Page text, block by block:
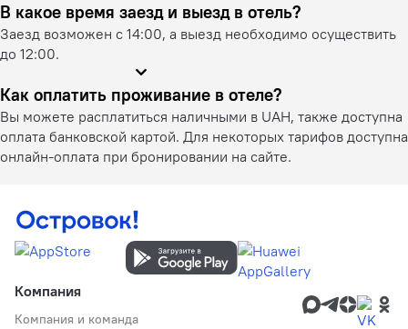
В какое время заезд и выезд в отель?
Заезд возможен с 14:00, а выезд необходимо осуществить
до 12:00.
Как оплатить проживание в отеле?
Вы можете расплатиться наличными в UAH, также доступна
оплата банковской картой. Для некоторых тарифов доступна
онлайн-оплата при бронировании на сайте.
Компания
Компания и команда